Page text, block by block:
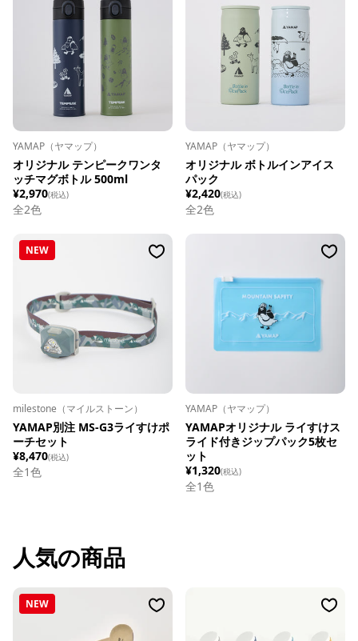
YAMAP（ヤマップ）
オリジナル テンピークワンタ
ッチマグボトル 500ml
¥2,970(税込)
全2色
YAMAP（ヤマップ）
オリジナル ボトルインアイス
パック
¥2,420(税込)
全2色
NEW
milestone（マイルストーン）
YAMAP別注 MS-G3ライすけポ
ーチセット
¥8,470(税込)
全1色
YAMAP（ヤマップ）
YAMAPオリジナル ライすけス
ライド付きジップパック5枚セ
ット
¥1,320(税込)
全1色
人気の商品
NEW